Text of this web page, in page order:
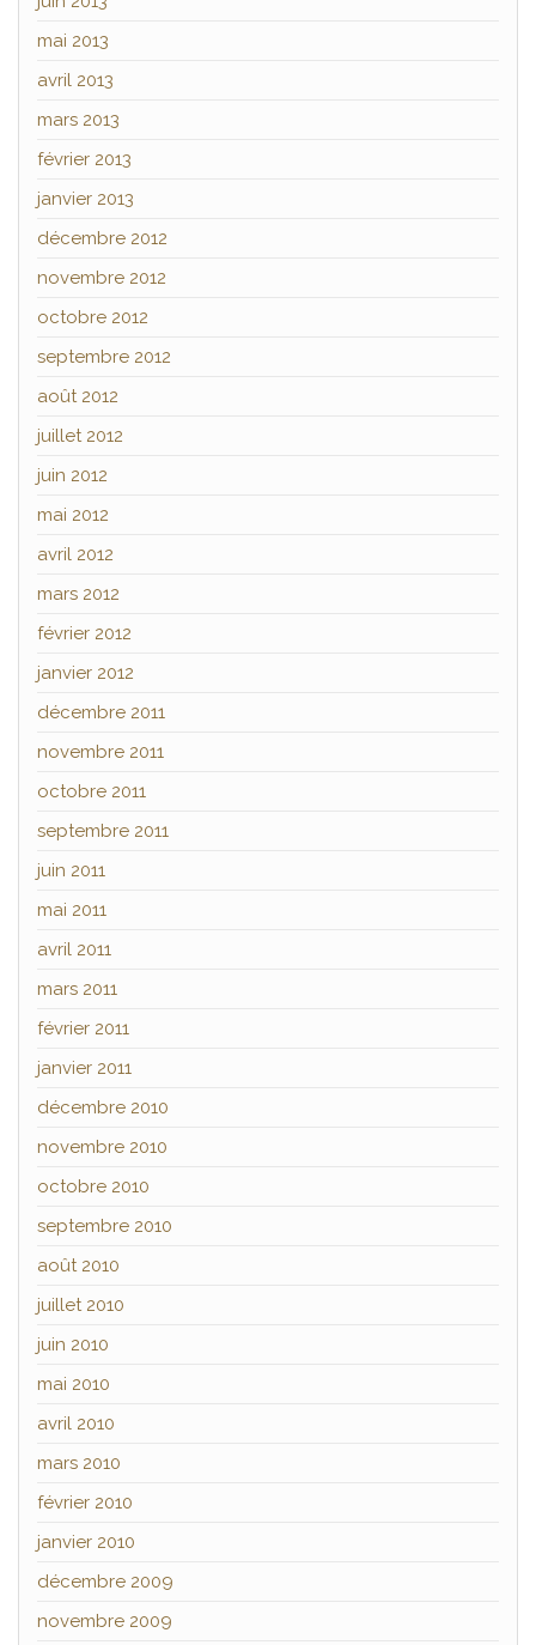
mai 2013
avril 2013
mars 2013
février 2013
janvier 2013
décembre 2012
novembre 2012
octobre 2012
septembre 2012
août 2012
juillet 2012
juin 2012
mai 2012
avril 2012
mars 2012
février 2012
janvier 2012
décembre 2011
novembre 2011
octobre 2011
septembre 2011
juin 2011
mai 2011
avril 2011
mars 2011
février 2011
janvier 2011
décembre 2010
novembre 2010
octobre 2010
septembre 2010
août 2010
juillet 2010
juin 2010
mai 2010
avril 2010
mars 2010
février 2010
janvier 2010
décembre 2009
novembre 2009